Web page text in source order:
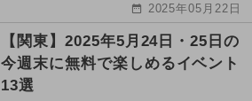
2025年05月22日
【関東】2025年5月24日・25日の
今週末に無料で楽しめるイベント
13選